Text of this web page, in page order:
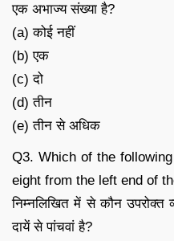
एक अभाज्य संख्या है?
(a) कोई नहीं
(b) एक
(c) दो
(d) तीन
(e) तीन से अधिक
Q3. Which of the
eight from the left end of
निम्नलिखित में से कौन
दायें से पांचवां है?